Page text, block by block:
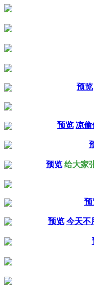
预览
预览 凉偷
预览 给大家
预
预览 今天不